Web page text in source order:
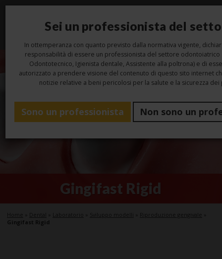
Gingifast Rigid
Home Dental Laboratorio Sviluppo modelli Riproduzione gengivale
Gingifast Rigid
Sei un professionista del
In ottemperanza con quanto previsto dalla normativa vigente,
responsabilità di essere un professionista del settore odontoiatrico
Odontotecnico, Igienista dentale, Assistente alla poltrona) e di
autorizzato a prendere visione del contenuto di questo sito internet
notizie relative a beni pericolosi per la salute e la sicurezza dei
Sono un professionista Non sono un